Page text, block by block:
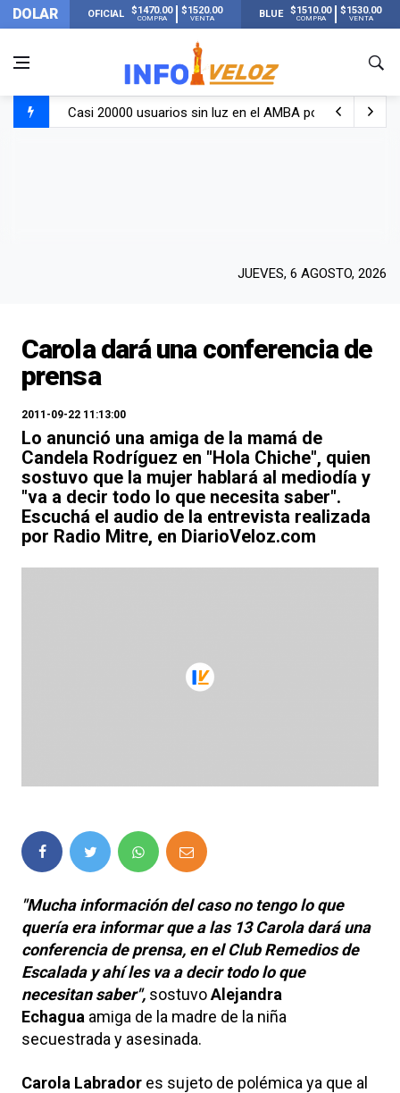
DOLAR OFICIAL $1470.00
COMPRA
$1520.00
VENTA BLUE $1510.00
COMPRA
$1530.00
VENTA
Casi 20000 usuarios sin luz en el AMBA por el temporal
Candela Arizaga rompió el silencio tras el incidente con
JUEVES, 6 AGOSTO, 2026
Carola dará una conferencia de
prensa
2011-09-22 11:13:00
Lo anunció una amiga de la mamá de
Candela Rodríguez en "Hola Chiche", quien
sostuvo que la mujer hablará al mediodía y
"va a decir todo lo que necesita saber".
Escuchá el audio de la entrevista realizada
por Radio Mitre, en DiarioVeloz.com
"Mucha información del caso no tengo lo que
quería era informar que a las 13 Carola dará una
conferencia de prensa, en el Club Remedios de
Escalada y ahí les va a decir todo lo que
necesitan saber", sostuvoAlejandra
Echagua amiga de la madre de la niña
secuestrada y asesinada.
Carola Labrador es sujeto de polémica ya que al